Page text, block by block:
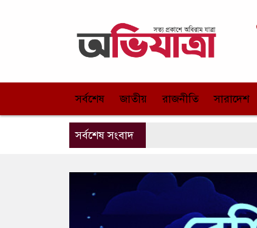
সর্বশেষ জাতীয় রাজনীতি সারাদেশ
সর্বশেষ সংবাদ